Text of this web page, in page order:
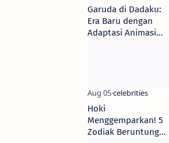
Garuda di Dadaku:
Era Baru dengan
Adaptasi Animasi
Hoki
Menggemparkan! 5
Zodiak Beruntung